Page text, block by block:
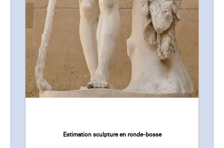
Estimation sculpture en ronde-bosse